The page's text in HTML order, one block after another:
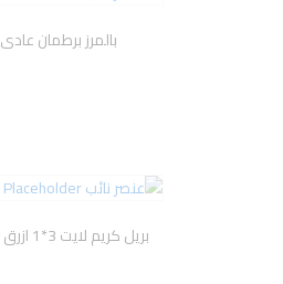
بالمرز برطمان عادى 150جم
بريل كريم لايت 3*1 ازرق 210 جم